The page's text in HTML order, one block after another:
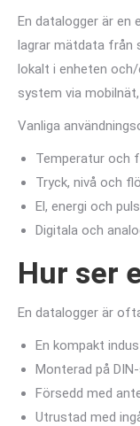
En datalogger är en
lagrar mätdata från
lokalt i enheten
system via
Vanliga
Temperatur och
Tryck, nivå och
El, energi och
Digitala och
Hur ser
En datalogger är
En kompakt
Monterad på
Försedd med
Utrustad med